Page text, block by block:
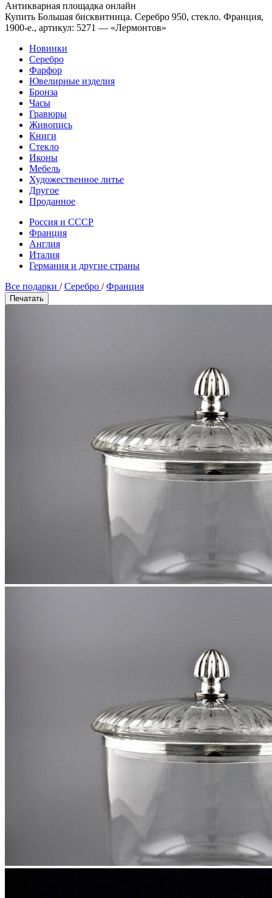
Антикварная площадка онлайн
Купить Большая бисквитница. Серебро 950, стекло. Франция,
1900-е., артикул: 5271 — «Лермонтов»
Новинки
Серебро
Фарфор
Ювелирные изделия
Бронза
Часы
Гравюры
Живопись
Книги
Стекло
Иконы
Мебель
Художественное литье
Другое
Проданное
Россия и СССР
Франция
Англия
Италия
Германия и другие страны
Все подарки /Серебро /Франция